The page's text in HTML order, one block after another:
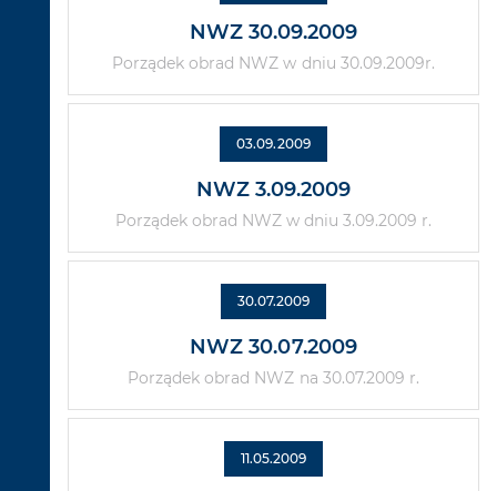
NWZ 30.09.2009
Porządek obrad NWZ w dniu 30.09.2009r.
03.09.2009
NWZ 3.09.2009
Porządek obrad NWZ w dniu 3.09.2009 r.
30.07.2009
NWZ 30.07.2009
Porządek obrad NWZ na 30.07.2009 r.
11.05.2009